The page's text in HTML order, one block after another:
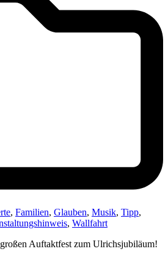
, Familien, Glauben, Musik, Tipp,
, Wallfahrt
Auftaktfest zum Ulrichsjubiläum!